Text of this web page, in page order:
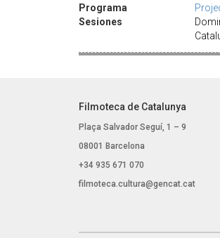
Programa
Sesiones
Filmoteca de Catalunya
Plaça Salvador Seguí, 1 – 9
08001 Barcelona
+34 935 671 070
filmoteca.cultura@gencat.cat